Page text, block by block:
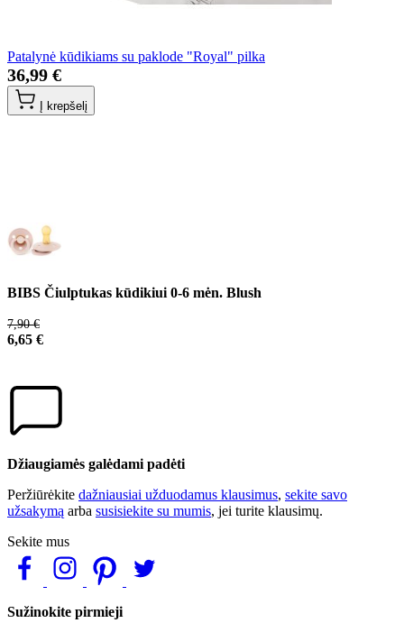
Patalynė kūdikiams su paklode "Royal" pilka
36,99 €
Į krepšelį
BIBS Čiulptukas kūdikiui 0-6 mėn. Blush
7,90 €
6,65 €
Džiaugiamės galėdami padėti
Peržiūrėkite dažniausiai užduodamus klausimus, sekite savo
užsakymą arba susisiekite su mumis, jei turite klausimų.
Sekite mus
Sužinokite pirmieji